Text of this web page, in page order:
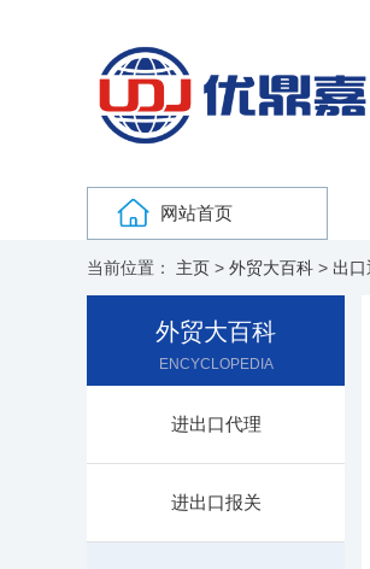
网站首页
当前位置： 主页 > 外贸大百科 > 出
外贸大百科
ENCYCLOPEDIA
进出口代理
进出口报关